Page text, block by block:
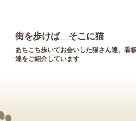
街を歩けば そこに猫
あちこち歩いてお会いした猫さん達、看
達をご紹介しています